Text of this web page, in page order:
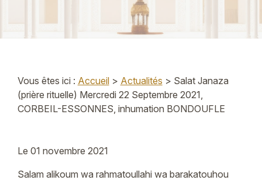
Vous êtes ici : Accueil> Actualités > Salat Janaza
(prière rituelle) Mercredi 22 Septembre 2021,
CORBEIL-ESSONNES, inhumation BONDOUFLE
Le 01 novembre 2021
Salam alikoum wa rahmatoullahi wa barakatouhou